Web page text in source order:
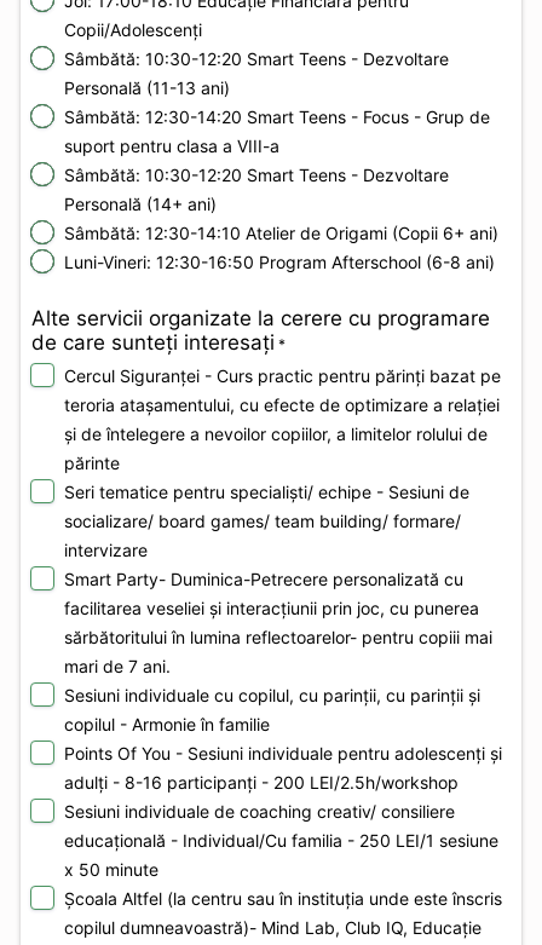
Copii/Adolescenți
Sâmbătă: 10:30-12:20 Smart Teens - Dezvoltare
Personală (11-13 ani)
Sâmbătă: 12:30-14:20 Smart Teens - Focus - Grup de
suport pentru clasa a VIII-a
Sâmbătă: 10:30-12:20 Smart Teens - Dezvoltare
Personală (14+ ani)
Sâmbătă: 12:30-14:10 Atelier de Origami (Copii 6+ ani)
Luni-Vineri: 12:30-16:50 Program Afterschool (6-8 ani)
Alte servicii organizate la cerere cu programare
de care sunteți interesați *
Cercul Siguranței - Curs practic pentru părinți bazat pe
teroria atașamentului, cu efecte de optimizare a relației
și de întelegere a nevoilor copiilor, a limitelor rolului de
părinte
Seri tematice pentru specialiști/ echipe - Sesiuni de
socializare/ board games/ team building/ formare/
intervizare
Smart Party- Duminica-Petrecere personalizată cu
facilitarea veseliei și interacțiunii prin joc, cu punerea
sărbătoritului în lumina reflectoarelor- pentru copiii mai
mari de 7 ani.
Sesiuni individuale cu copilul, cu parinții, cu parinții și
copilul - Armonie în familie
Points Of You - Sesiuni individuale pentru adolescenți și
adulți - 8-16 participanți - 200 LEI/2.5h/workshop
Sesiuni individuale de coaching creativ/ consiliere
educațională - Individual/Cu familia - 250 LEI/1 sesiune
x 50 minute
Școala Altfel (la centru sau în instituția unde este înscris
copilul dumneavoastră)- Mind Lab, Club IQ, Educație